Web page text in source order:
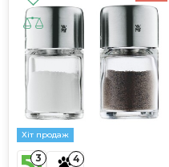
Хіт продаж
3 4